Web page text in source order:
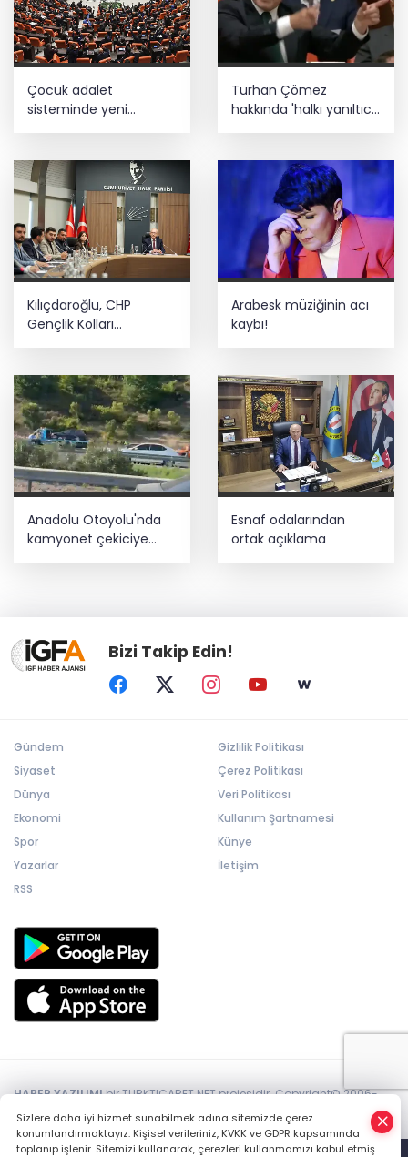
Çocuk adalet
sisteminde yeni
Turhan Çömez
hakkında 'halkı yanıltıcı
Kılıçdaroğlu, CHP
Gençlik Kolları
yönetimiyle buluştu
Arabesk müziğinin acı
kaybı!
Anadolu Otoyolu'nda
kamyonet çekiciye
çarptı!
Esnaf odalarından
ortak açıklama
Bizi Takip Edin!
Gündem
Siyaset
Dünya
Ekonomi
Spor
Yazarlar
RSS
Gizlilik Politikası
Çerez Politikası
Veri Politikası
Kullanım Şartnamesi
Künye
İletişim
HABER YAZILIMIbir TURKTICARET.NET projesidir. Copyright© 2006-
Sizlere daha iyi hizmet sunabilmek adına sitemizde çerez
konumlandırmaktayız. Kişisel verileriniz, KVKK ve GDPR kapsamında
toplanıp işlenir. Sitemizi kullanarak, çerezleri kullanmamızı kabul etmiş